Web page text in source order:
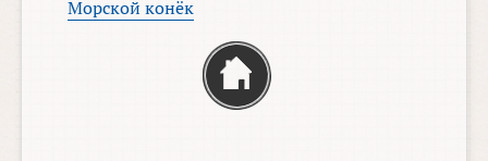
Морской конёк